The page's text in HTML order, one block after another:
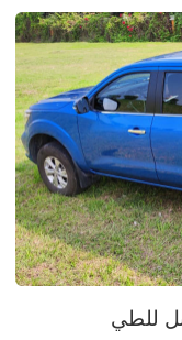
للطي